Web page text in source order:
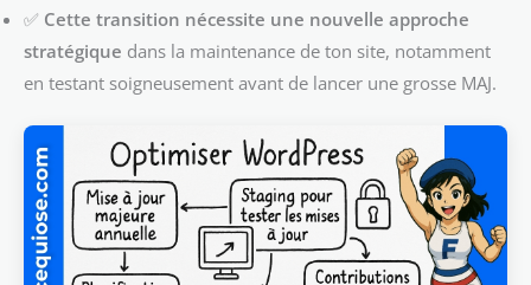
✅ Cette transition nécessite une nouvelle approche
stratégique dans la maintenance de ton site, notamment
en testant soigneusement avant de lancer une grosse MAJ.